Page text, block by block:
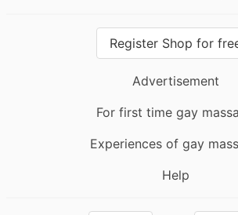
Register Shop for
Advertisement
For first time gay
Experiences of gay
Help